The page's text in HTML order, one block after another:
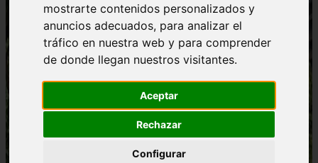
mostrarte contenidos personalizados y
anuncios adecuados, para analizar el
tráfico en nuestra web y para comprender
de donde llegan nuestros visitantes.
Aceptar
Rechazar
Configurar